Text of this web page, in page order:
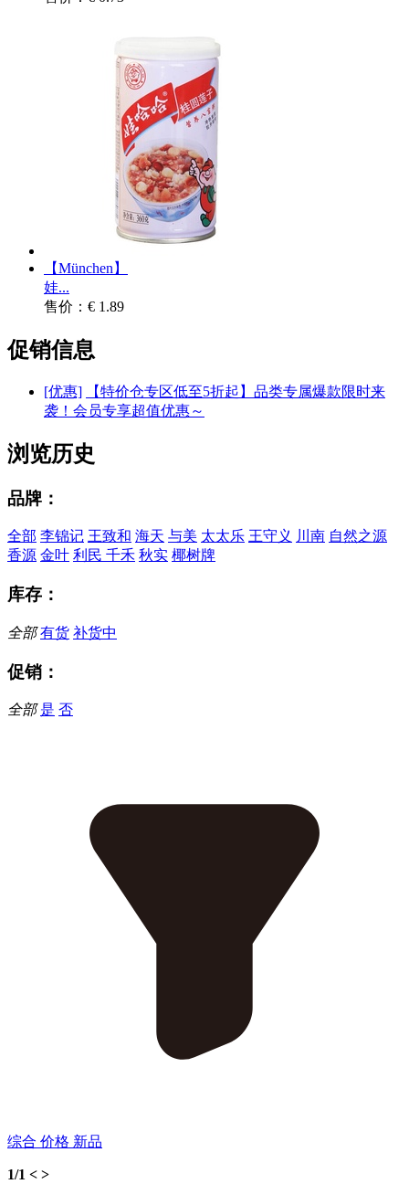
【München】
娃...
售价：€ 1.89
促销信息
[优惠]
【特价仓专区低至5折起】品类专属爆款限时来
袭！会员专享超值优惠～
浏览历史
品牌：
全部 李锦记 王致和 海天 与美 太太乐 王守义 川南 自然之源
香源 金叶 利民 千禾 秋实 椰树牌
库存：
全部 有货 补货中
促销：
全部 是 否
综合 价格 新品
1/1 < >